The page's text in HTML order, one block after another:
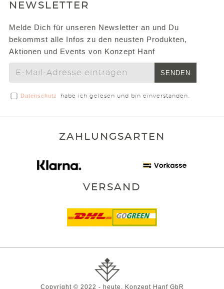
NEWSLETTER
Melde Dich für unseren Newsletter an und Du
bekommst alle Infos zu den neusten Produkten,
Aktionen und Events von Konzept Hanf
SENDEN
Datenschutz habe ich gelesen und bin einverstanden.
ZAHLUNGSARTEN
VERSAND
Copyright © 2022 - heute, Konzept Hanf GbR